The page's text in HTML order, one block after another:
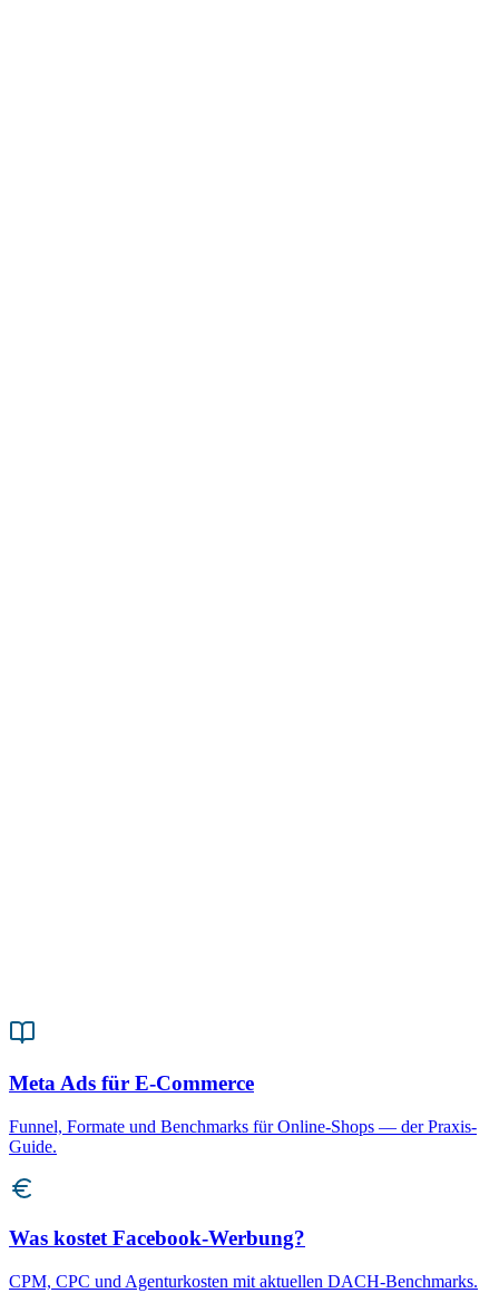
Meta Ads für E-Commerce
Funnel, Formate und Benchmarks für Online-Shops — der Praxis-
Guide.
Was kostet Facebook-Werbung?
CPM, CPC und Agenturkosten mit aktuellen DACH-Benchmarks.